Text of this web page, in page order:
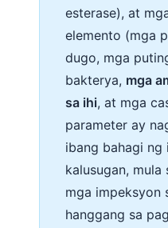
esterase), at
elemento (mga
dugo, mga
bakterya, mga
sa ihi, at mga
parameter ay
ibang bahagi
kalusugan,
mga impeksyon
hanggang sa